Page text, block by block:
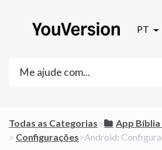
PT
Todas as Categorias​>​ ​App
> ​ ​Configurações​>​ Android: